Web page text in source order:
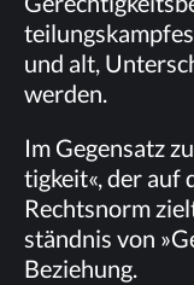
und alt,
werden.
Im Ge­gen­satz
tig­keit«, der auf
Rechts­norm
ständ­nis von
Beziehung.